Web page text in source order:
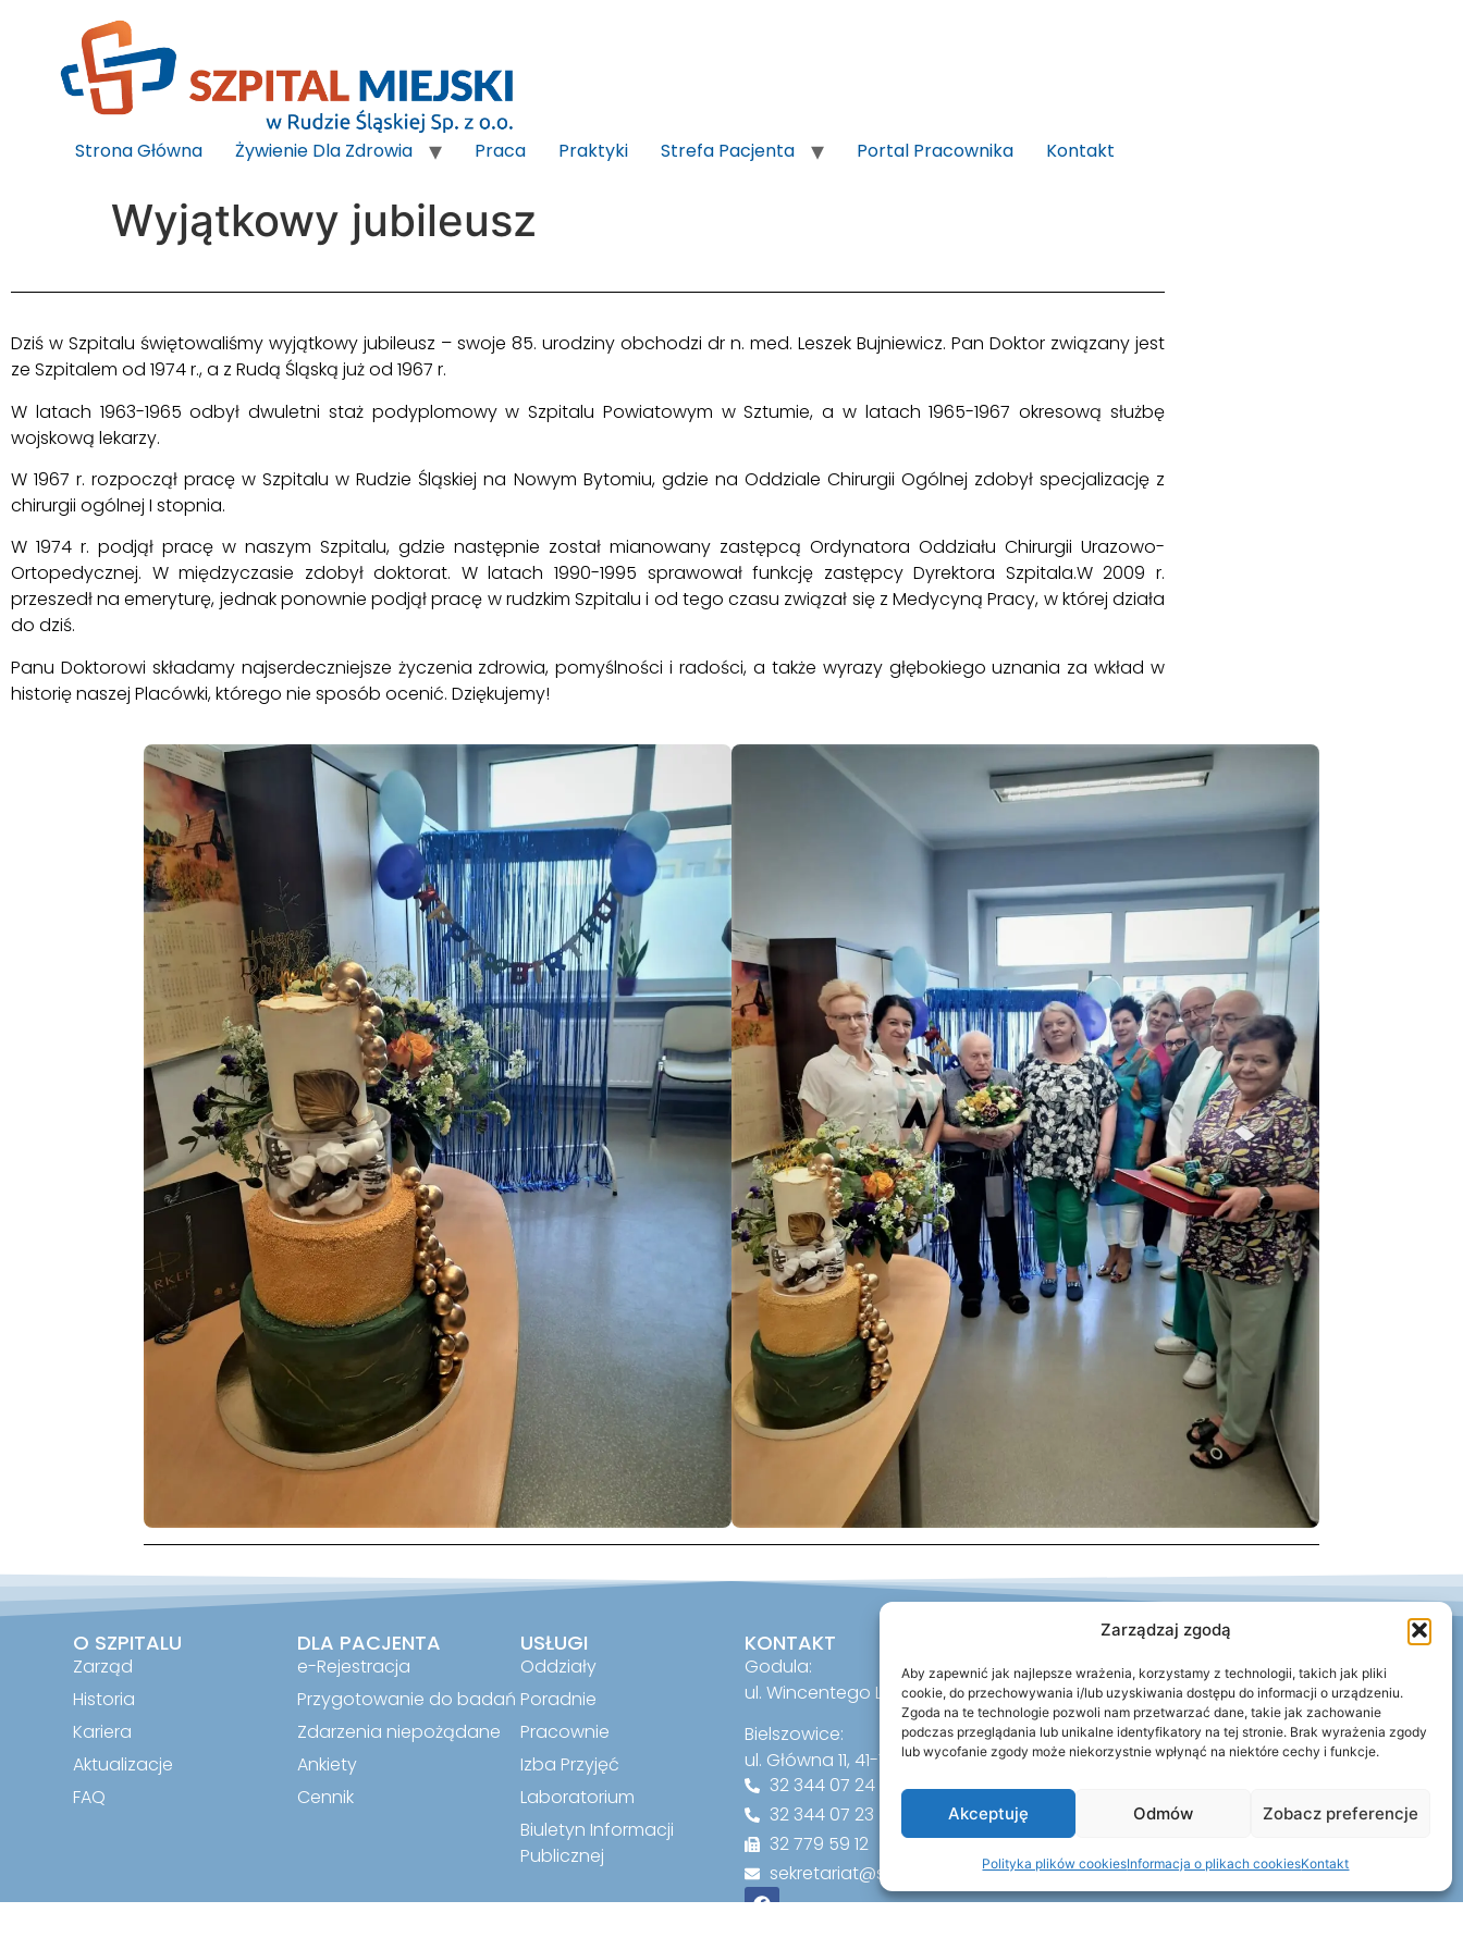
Zarządzaj zgodą
Aby zapewnić jak najlepsze wrażenia, korzystamy z technologii, takich jak pliki
cookie, do przechowywania i/lub uzyskiwania dostępu do informacji o urządzeniu.
Zgoda na te technologie pozwoli nam przetwarzać dane, takie jak zachowanie
podczas przeglądania lub unikalne identyfikatory na tej stronie. Brak wyrażenia zgody
lub wycofanie zgody może niekorzystnie wpłynąć na niektóre cechy i funkcje.
Akceptuję Odmów Zobacz preferencje
Polityka plików cookiesInformacja o plikach cookiesKontakt
Strona Główna Żywienie Dla Zdrowia Praca Praktyki Strefa Pacjenta Portal Pracownika Kontakt
Wyjątkowy jubileusz
Dziś w Szpitalu świętowaliśmy wyjątkowy jubileusz – swoje 85. urodziny obchodzi dr n. med. Leszek Bujniewicz. Pan Doktor związany jest
ze Szpitalem od 1974 r., a z Rudą Śląską już od 1967 r.
W latach 1963-1965 odbył dwuletni staż podyplomowy w Szpitalu Powiatowym w Sztumie, a w latach 1965-1967 okresową służbę
wojskową lekarzy.
W 1967 r. rozpoczął pracę w Szpitalu w Rudzie Śląskiej na Nowym Bytomiu, gdzie na Oddziale Chirurgii Ogólnej zdobył specjalizację z
chirurgii ogólnej I stopnia.
W 1974 r. podjął pracę w naszym Szpitalu, gdzie następnie został mianowany zastępcą Ordynatora Oddziału Chirurgii Urazowo-
Ortopedycznej. W międzyczasie zdobył doktorat. W latach 1990-1995 sprawował funkcję zastępcy Dyrektora Szpitala.W 2009 r.
przeszedł na emeryturę, jednak ponownie podjął pracę w rudzkim Szpitalu i od tego czasu związał się z Medycyną Pracy, w której działa
do dziś.
Panu Doktorowi składamy najserdeczniejsze życzenia zdrowia, pomyślności i radości, a także wyrazy głębokiego uznania za wkład w
historię naszej Placówki, którego nie sposób ocenić. Dziękujemy!
O SZPITALU
Zarząd
Historia
Kariera
Aktualizacje
FAQ
DLA PACJENTA
e-Rejestracja
Przygotowanie do badań
Zdarzenia niepożądane
Ankiety
Cennik
USŁUGI
Oddziały
Poradnie
Pracownie
Izba Przyjęć
Laboratorium
Biuletyn Informacji
Publicznej
KONTAKT
Godula:
ul. Wincentego Lipa 2, 41-703 Ruda Śląska
Bielszowice:
ul. Główna 11, 41-711 Ruda Śląska
32 344 07 24
32 344 07 23
32 779 59 12
sekretariat@szpitalruda.pl